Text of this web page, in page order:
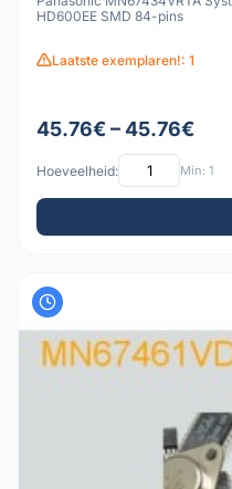
HD600EE SMD 84-pins
Laatste exemplaren!: 1
45.76€ – 45.76€
Hoeveelheid: Min: 1